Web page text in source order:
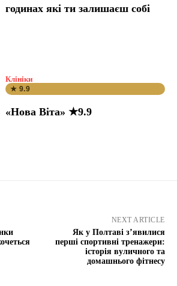
годинах які ти залишаєш собі
Клініки
★ 9.9
«Нова Віта» ★9.9
NEXT ARTICLE
Як у Полтаві з’явилися
перші спортивні тренажери:
історія вуличного та
домашнього фітнесу